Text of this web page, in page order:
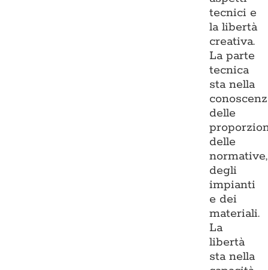
tecnici e
la libertà
creativa.
La parte
tecnica
sta nella
delle
delle
normative,
degli
impianti
e dei
materiali.
La
libertà
sta nella